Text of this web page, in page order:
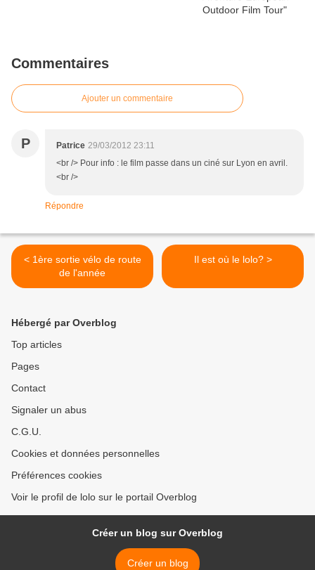
Commentaires
Ajouter un commentaire
P Patrice 29/03/2012 23:11
<br /> Pour info : le film passe dans un ciné sur Lyon en avril.
<br />
Répondre
< 1ère sortie vélo de route
de l'année
Il est où le lolo? >
Hébergé par Overblog
Top articles
Pages
Contact
Signaler un abus
C.G.U.
Cookies et données personnelles
Préférences cookies
Voir le profil de lolo sur le portail Overblog
Créer un blog sur Overblog
Créer un blog